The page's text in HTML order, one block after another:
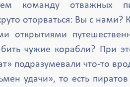
команду отважных
оторваться: Вы с нами?
открытиями
чужие корабли? При
подразумевали что-то
удачи», то есть